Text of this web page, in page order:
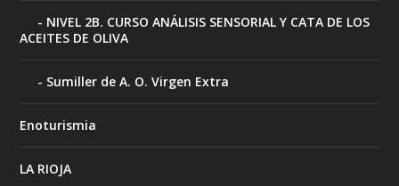
NIVEL 2B. CURSO ANÁLISIS SENSORIAL Y CATA DE LOS
ACEITES DE OLIVA
Sumiller de A. O. Virgen Extra
Enoturismia
LA RIOJA